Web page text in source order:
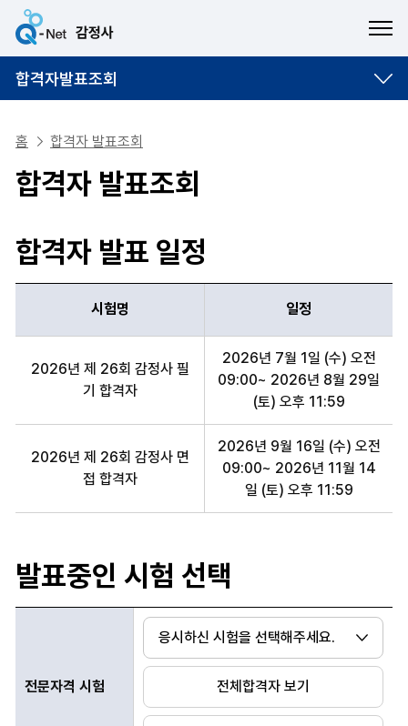
합격자발표조회
홈 합격자 발표조회
합격자 발표조회
합격자 발표 일정
시험명, 일정 항목 순으로 합격자 발표 일정 안내표
시험명 일정
2026년 제 26회 감정사 필
기 합격자
2026년 7월 1일 (수) 오전
09:00~ 2026년 8월 29일
(토) 오후 11:59
2026년 제 26회 감정사 면
접 합격자
2026년 9월 16일 (수) 오전
09:00~ 2026년 11월 14
일 (토) 오후 11:59
발표중인 시험 선택
전문자격 합격자 발표중인 시험
전문자격 시험 전체합격자 보기